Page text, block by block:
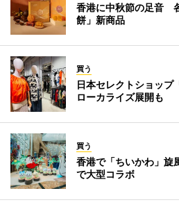
香港に中秋節の足音
餅」新商品
買う
日本セレクトショッ
ローカライズ展開も
買う
香港で「ちいかわ」旋
で大型コラボ